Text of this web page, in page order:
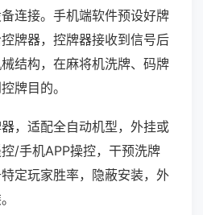
连接。手机端软件预设好牌
牌器，控牌器接收到信号后
结构，在麻将机洗牌、码牌
牌目的。
，适配全自动机型，外挂或
/手机APP操控，干预洗牌
定玩家胜率，隐蔽安装，外